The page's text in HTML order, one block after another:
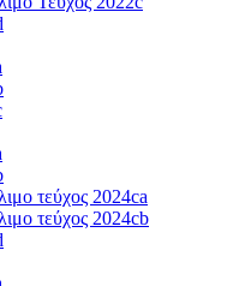
τεύχος 2024ca
τεύχος 2024cb